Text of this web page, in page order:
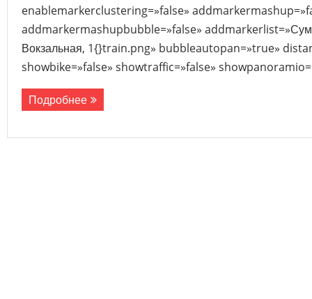
enablemarkerclustering=»false»
addmarkermashupbubble=»false»
Вокзальная, 1{}train.png» bubbleautopan=»true»
showbike=»false» showtraffic=»false»
Подробнее